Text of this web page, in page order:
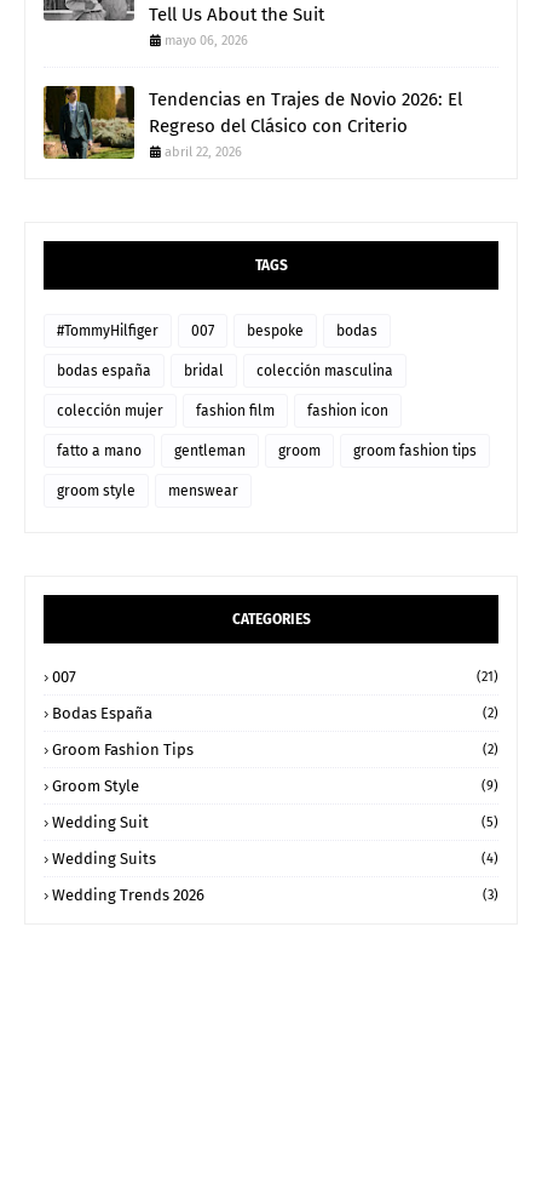
Tell Us About the Suit
mayo 06, 2026
Tendencias en Trajes de Novio 2026: El
Regreso del Clásico con Criterio
abril 22, 2026
TAGS
#TommyHilfiger 007 bespoke bodas
bodas españa bridal colección masculina
colección mujer fashion film fashion icon
fatto a mano gentleman groom groom fashion tips
groom style menswear
CATEGORIES
007 (21)
Bodas España (2)
Groom Fashion Tips (2)
Groom Style (9)
Wedding Suit (5)
Wedding Suits (4)
Wedding Trends 2026 (3)